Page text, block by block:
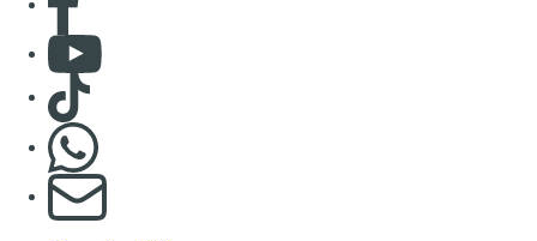
Consulter Youtube
Consulter TikTok
S'abonner à notre newsletter